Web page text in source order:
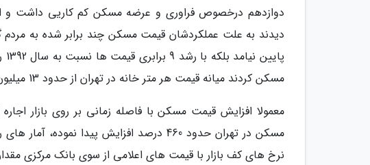
دوازدهم درخصوص فراوری و عرضه مسکن کم کاریی داشت و
دیدند به علت عملکردشان قیمت مسکن چند برابر شده به مردم
مسکن کردند میانه قیمت هر متر خانه در تهران از حدود 13 میلیون تومان به 30 میلیون تومان رسید.
نرخ های کف بازار با قیمت های اعلامی از سوی بانک مرکزی